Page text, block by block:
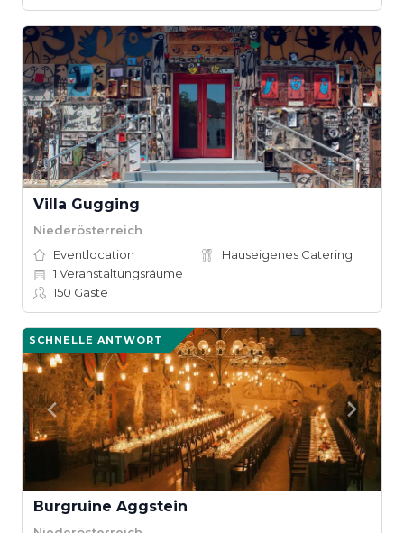
Villa Gugging
Niederösterreich
Eventlocation
Hauseigenes Catering
1 Veranstaltungsräume
150 Gäste
SCHNELLE ANTWORT
Burgruine Aggstein